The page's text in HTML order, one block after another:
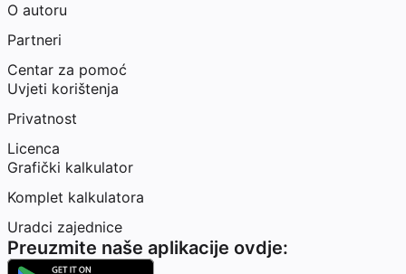
O autoru
Partneri
Centar za pomoć
Uvjeti korištenja
Privatnost
Licenca
Grafički kalkulator
Komplet kalkulatora
Uradci zajednice
Preuzmite naše aplikacije ovdje: